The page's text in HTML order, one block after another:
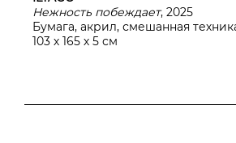
Нежность побеждает, 2025
Бумага, акрил, смешанная
103 х 165 х 5 см